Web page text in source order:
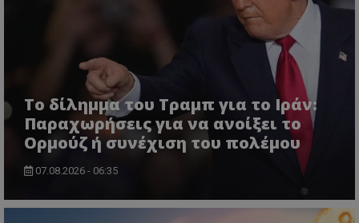
Το δίλημμα του Τραμπ για το Ιράν:
Παραχωρήσεις για να ανοίξει το
Ορμούζ ή συνέχιση του πολέμου
07.08.2026 - 06:35
Microsoft Corporation